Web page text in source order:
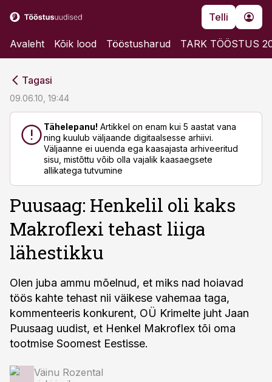
Telli
Avaleht Kõik lood Tööstusharud TARK TÖÖSTUS
Tagasi
09.06.10, 19:44
Tähelepanu! Artikkel on enam kui 5 aastat vana
ning kuulub väljaande digitaalsesse arhiivi.
Väljaanne ei uuenda ega kaasajasta arhiveeritud
sisu, mistõttu võib olla vajalik kaasaegsete
allikatega tutvumine
Puusaag: Henkelil oli kaks
Makroflexi tehast liiga
lähestikku
Olen juba ammu mõelnud, et miks nad hoiavad
töös kahte tehast nii väikese vahemaa taga,
kommenteeris konkurent, OÜ Krimelte juht Jaan
Puusaag uudist, et Henkel Makroflex tõi oma
tootmise Soomest Eestisse.
Väinu Rozental